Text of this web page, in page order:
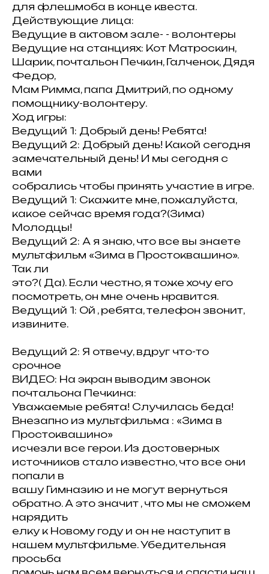
для флешмоба в конце квеста.
Действующие лица:
Ведущие в актовом зале- - волонтеры
Ведущие на станциях: Кот Матроскин,
Шарик, почтальон Печкин, Галченок, Дядя
Федор,
Мам Римма, папа Дмитрий, по одному
помощнику-волонтеру.
Ход игры:
Ведущий 1: Добрый день! Ребята!
Ведущий 2: Добрый день! Какой сегодня
замечательный день! И мы сегодня с
вами
собрались чтобы принять участие в игре.
Ведущий 1: Скажите мне, пожалуйста,
какое сейчас время года?(Зима)
Молодцы!
Ведущий 2: А я знаю, что все вы знаете
мультфильм «Зима в Простоквашино».
Так ли
это?( Да). Если честно, я тоже хочу его
посмотреть, он мне очень нравится.
Ведущий 1: Ой , ребята, телефон звонит,
извините.
Ведущий 2: Я отвечу, вдруг что-то
срочное
ВИДЕО: На экран выводим звонок
почтальона Печкина:
Уважаемые ребята! Случилась беда!
Внезапно из мультфильма : «Зима в
Простоквашино»
исчезли все герои. Из достоверных
источников стало известно, что все они
попали в
вашу Гимназию и не могут вернуться
обратно. А это значит , что мы не сможем
нарядить
елку к Новому году и он не наступит в
нашем мультфильме. Убедительная
просьба